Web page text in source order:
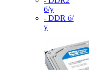
б/у
- DDR б/
у